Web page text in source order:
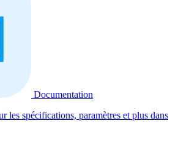
Documentation
les spécifications, paramètres et plus dans